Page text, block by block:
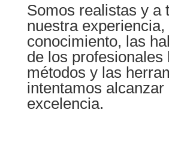
Somos realistas y a
nuestra experiencia,
conocimiento, las
de los profesionales
métodos y las
intentamos alcanzar
excelencia.